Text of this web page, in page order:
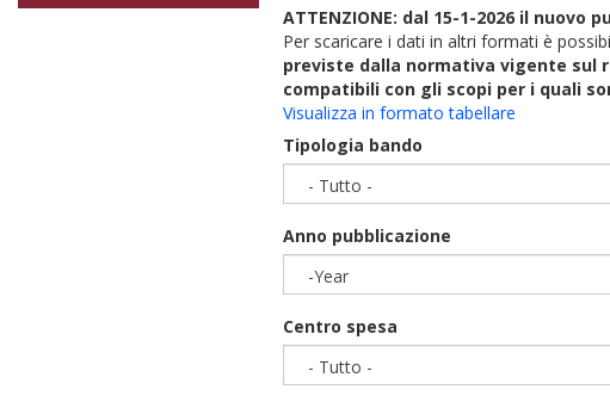
ATTENZIONE: dal 15-1-2026 il
Per scaricare i dati in altri formati è
previste dalla normativa vigente sul
compatibili con gli scopi per i quali
Visualizza in formato tabellare
Tipologia bando
- Tutto -
Anno pubblicazione
-Year
Centro spesa
- Tutto -